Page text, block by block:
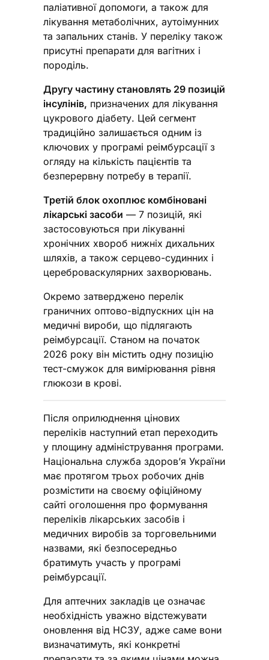
паліативної допомоги, а також для
лікування метаболічних, аутоімунних
та запальних станів. У переліку також
присутні препарати для вагітних і
породіль.
Другу частину становлять 29 позицій
інсулінів, призначених для лікування
цукрового діабету. Цей сегмент
традиційно залишається одним із
ключових у програмі реімбурсації з
огляду на кількість пацієнтів та
безперервну потребу в терапії.
Третій блок охоплює комбіновані
лікарські засоби — 7 позицій, які
застосовуються при лікуванні
хронічних хвороб нижніх дихальних
шляхів, а також серцево-судинних і
цереброваскулярних захворювань.
Окремо затверджено перелік
граничних оптово-відпускних цін на
медичні вироби, що підлягають
реімбурсації. Станом на початок
2026 року він містить одну позицію
тест-смужок для вимірювання рівня
глюкози в крові.
Після оприлюднення цінових
переліків наступний етап переходить
у площину адміністрування програми.
Національна служба здоров’я України
має протягом трьох робочих днів
розмістити на своєму офіційному
сайті оголошення про формування
переліків лікарських засобів і
медичних виробів за торговельними
назвами, які безпосередньо
братимуть участь у програмі
реімбурсації.
Для аптечних закладів це означає
необхідність уважно відстежувати
оновлення від НСЗУ, адже саме вони
визначатимуть, які конкретні